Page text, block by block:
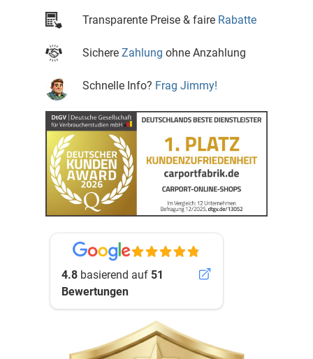
Transparente Preise & faire Rabatte
Sichere Zahlung ohne Anzahlung
Schnelle Info? Frag Jimmy!
4.8 basierend auf 51
Bewertungen